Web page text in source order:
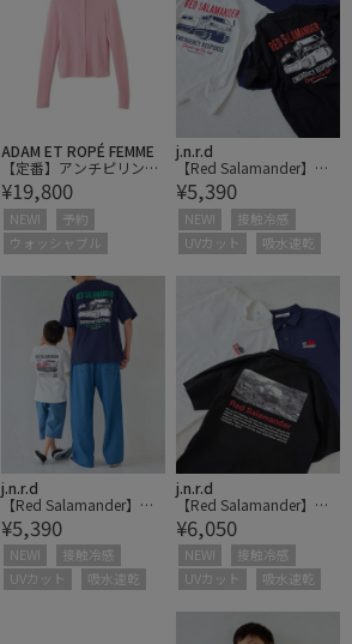
ADAM ET ROPÉ FEMME
【定番】アンチピリング
タートルフィットプルオ
ーバー
¥19,800
NEW!
予約
ウォッシャブル
j.n.r.d
【Red Salamander】イ
ラストプリントTシャツ
¥5,390
NEW!
接触冷感
UVカット
吸水速乾
j.n.r.d
【Red Salamander】イ
ラストプリントTシャツ
¥5,390
NEW!
接触冷感
UVカット
吸水速乾
j.n.r.d
【Red Salamander】フ
ォトプリントポロシャツ
¥6,050
NEW!
接触冷感
UVカット
吸水速乾